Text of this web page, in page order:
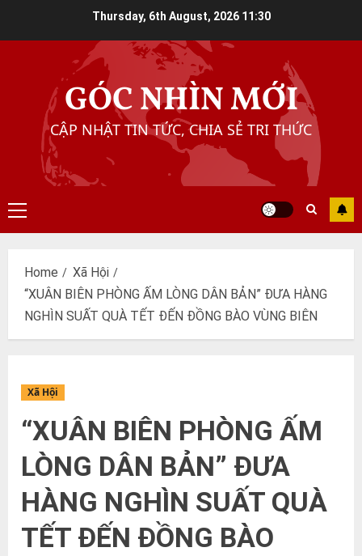
Thursday, 6th August, 2026 11:30
GÓC NHÌN MỚI
CẬP NHẬT TIN TỨC, CHIA SẺ TRI THỨC
Primary
Menu
Home
Xã Hội
“XUÂN BIÊN PHÒNG ẤM LÒNG DÂN BẢN” ĐƯA HÀNG
NGHÌN SUẤT QUÀ TẾT ĐẾN ĐỒNG BÀO VÙNG BIÊN
Xã Hội
“XUÂN BIÊN PHÒNG ẤM
LÒNG DÂN BẢN” ĐƯA
HÀNG NGHÌN SUẤT QUÀ
TẾT ĐẾN ĐỒNG BÀO